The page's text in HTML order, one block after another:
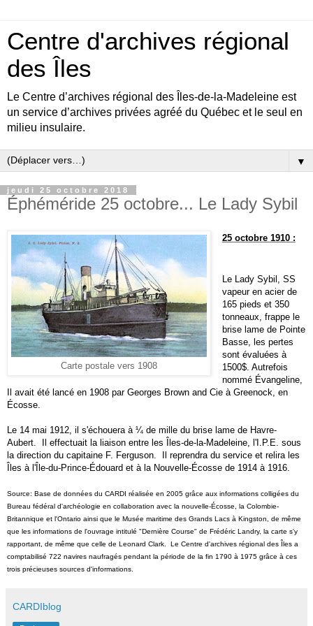
Centre d'archives régional
des Îles
Le Centre d’archives régional des Îles-de-la-Madeleine est
un service d’archives privées agréé du Québec et le seul en
milieu insulaire.
▼
jeudi 25 octobre 2018
Éphéméride 25 octobre... Le Lady Sybil
Carte postale vers 1908
25 octobre 1910 :
Le Lady Sybil, SS
vapeur en acier de
165 pieds et 350
tonneaux, frappe le
brise lame de Pointe
Basse, les pertes
sont évaluées à
1500$. Autrefois
nommé Évangeline,
Il avait été lancé en 1908 par Georges Brown and Cie à Greenock, en
Écosse.
Le 14 mai 1912, il s'échouera à ¼ de mille du brise lame de Havre-
Aubert. Il effectuait la liaison entre les Îles-de-la-Madeleine, l'I.P.E. sous
la direction du capitaine F. Ferguson. Il reprendra du service et relira les
Îles à l'Île-du-Prince-Édouard et à la Nouvelle-Écosse de 1914 à 1916.
Source: Base de données du CARDI réalisée en 2005 grâce aux informations colligées du
Bureau fédéral d'archéologie en collaboration avec la nouvelle-Écosse, la Colombie-
Britannique et l'Ontario ainsi que le Musée maritime des Grands Lacs à Kingston, de même
que les informations de l'ouvrage intitulé "Dernière Course" de Frédéric Landry, la carte s'y
rapportant, de même que celle de Leonard Clark. Le Centre d'archives régional des Îles a
comptabilisé 722 navires naufragés pendant la période de la fin 1790 à 1975 grâce à ces
trois précieuses sources d'informations.
CARDIblog